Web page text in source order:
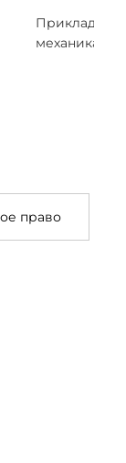
Прикладная
механика
право